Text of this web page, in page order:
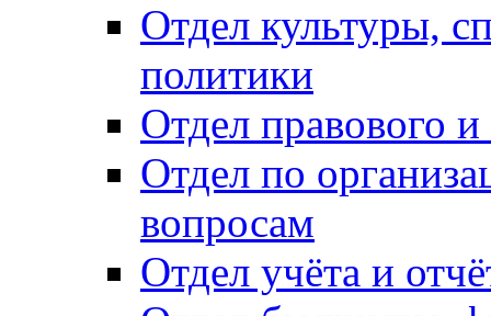
Отдел культуры,
политики
Отдел правового
Отдел по
вопросам
Отдел учёта и